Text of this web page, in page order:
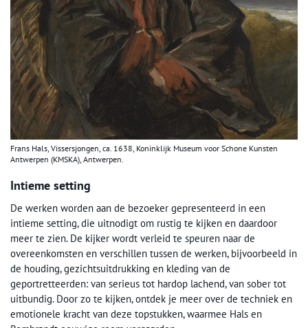
Frans Hals, Vissersjongen, ca. 1638, Koninklijk Museum voor Schone Kunsten
Antwerpen (KMSKA), Antwerpen.
Intieme setting
De werken worden aan de bezoeker gepresenteerd in een
intieme setting, die uitnodigt om rustig te kijken en daardoor
meer te zien. De kijker wordt verleid te speuren naar de
overeenkomsten en verschillen tussen de werken, bijvoorbeeld in
de houding, gezichtsuitdrukking en kleding van de
geportretteerden: van serieus tot hardop lachend, van sober tot
uitbundig. Door zo te kijken, ontdek je meer over de techniek en
emotionele kracht van deze topstukken, waarmee Hals en